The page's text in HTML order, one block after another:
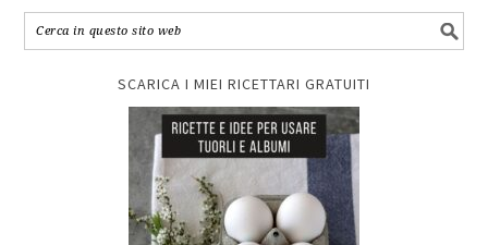
SCARICA I MIEI RICETTARI GRATUITI